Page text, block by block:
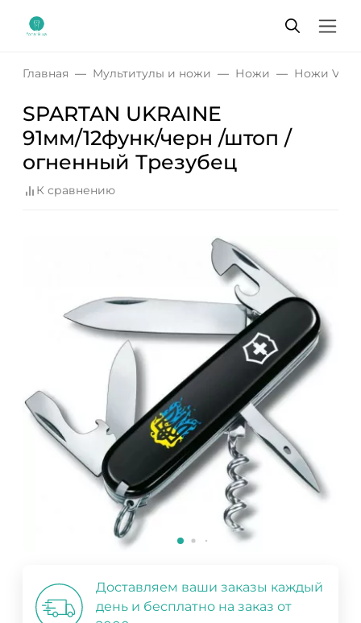
Главная Мультитулы и ножи Ножи Ножи
SPARTAN UKRAINE
91мм/12функ/черн /штоп /
огненный Трезубец
К сравнению
Доставляем ваши заказы каждый
день и бесплатно на заказ от